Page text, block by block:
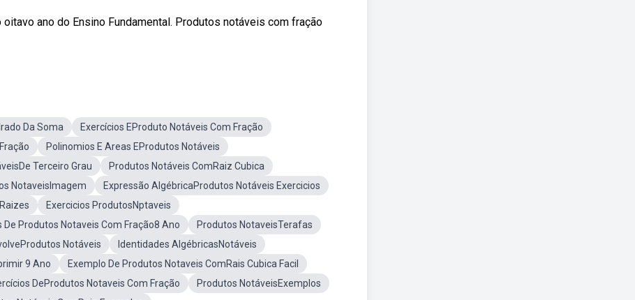
ano do Ensino Fundamental. Produtos notáveis com fração
Da Soma
Exercícios EProduto Notáveis Com Fração
Polinomios E Areas EProdutos Notáveis
Terceiro Grau
Produtos Notáveis ComRaiz Cubica
NotaveisImagem
Expressão AlgébricaProdutos Notáveis Exercicios
Exercicios ProdutosNptaveis
De Produtos Notaveis Com Fração8 Ano
Produtos NotaveisTerafas
Notáveis
Identidades AlgébricasNotáveis
9 Ano
Exemplo De Produtos Notaveis ComRais Cubica Facil
DeProdutos Notaveis Com Fração
Produtos NotáveisExemplos